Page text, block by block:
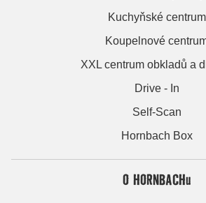
Kuchyňské centrum
Koupelnové
XXL centrum obkladů a
Drive - In
Self-Scan
Hornbach Box
O HORNBACHu